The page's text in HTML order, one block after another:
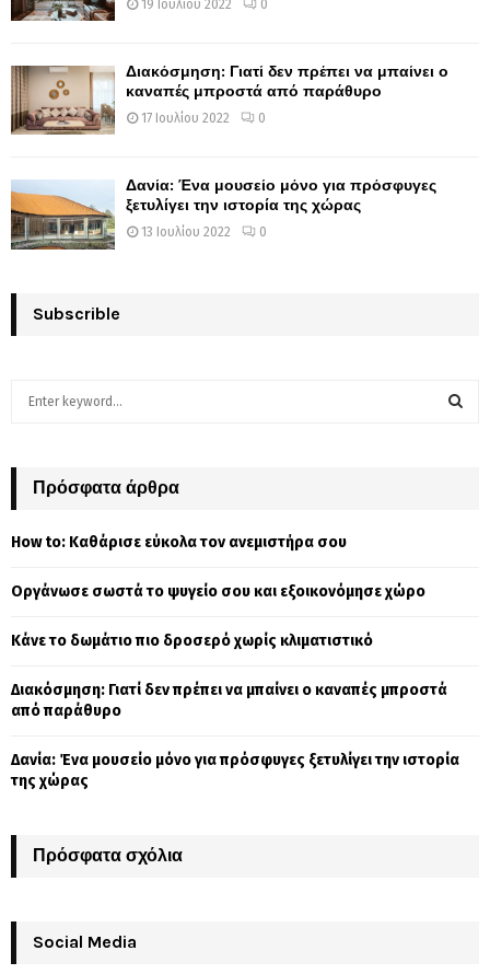
19 Ιουλίου 2022 0
Διακόσμηση: Γιατί δεν πρέπει να μπαίνει ο
καναπές μπροστά από παράθυρο
17 Ιουλίου 2022 0
Δανία: Ένα μουσείο μόνο για πρόσφυγες
ξετυλίγει την ιστορία της χώρας
13 Ιουλίου 2022 0
Subscrible
h
o
:
Πρόσφατα άρθρα
How to: Καθάρισε εύκολα τον ανεμιστήρα σου
Οργάνωσε σωστά το ψυγείο σου και εξοικονόμησε χώρο
Κάνε το δωμάτιο πιο δροσερό χωρίς κλιματιστικό
Διακόσμηση: Γιατί δεν πρέπει να μπαίνει ο καναπές μπροστά
από παράθυρο
Δανία: Ένα μουσείο μόνο για πρόσφυγες ξετυλίγει την ιστορία
της χώρας
Πρόσφατα σχόλια
Social Media